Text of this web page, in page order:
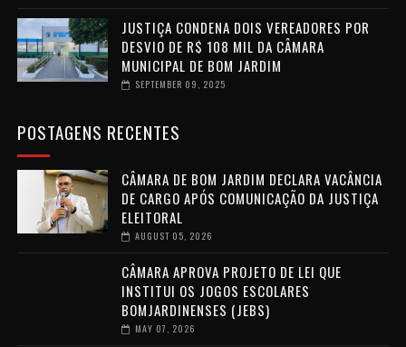
JUSTIÇA CONDENA DOIS VEREADORES POR
DESVIO DE R$ 108 MIL DA CÂMARA
MUNICIPAL DE BOM JARDIM
SEPTEMBER 09, 2025
POSTAGENS RECENTES
CÂMARA DE BOM JARDIM DECLARA VACÂNCIA
DE CARGO APÓS COMUNICAÇÃO DA JUSTIÇA
ELEITORAL
AUGUST 05, 2026
CÂMARA APROVA PROJETO DE LEI QUE
INSTITUI OS JOGOS ESCOLARES
BOMJARDINENSES (JEBS)
MAY 07, 2026